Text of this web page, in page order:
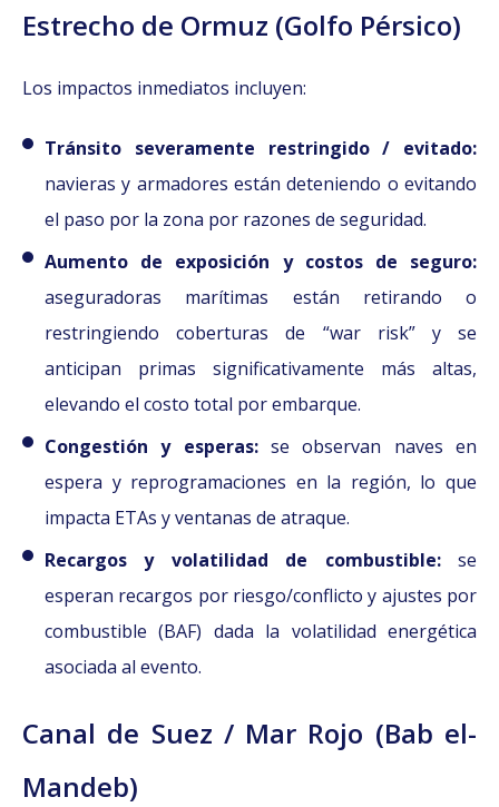
Estrecho de Ormuz (Golfo Pérsico)
Los impactos inmediatos incluyen:
Tránsito severamente restringido / evitado:
navieras y armadores están deteniendo o evitando
el paso por la zona por razones de seguridad.
Aumento de exposición y costos de seguro:
aseguradoras marítimas están retirando o
restringiendo coberturas de “war risk” y se
anticipan primas significativamente más altas,
elevando el costo total por embarque.
Congestión y esperas: se observan naves en
espera y reprogramaciones en la región, lo que
impacta ETAs y ventanas de atraque.
Recargos y volatilidad de combustible: se
esperan recargos por riesgo/conflicto y ajustes por
combustible (BAF) dada la volatilidad energética
asociada al evento.
Canal de Suez / Mar Rojo (Bab el-
Mandeb)